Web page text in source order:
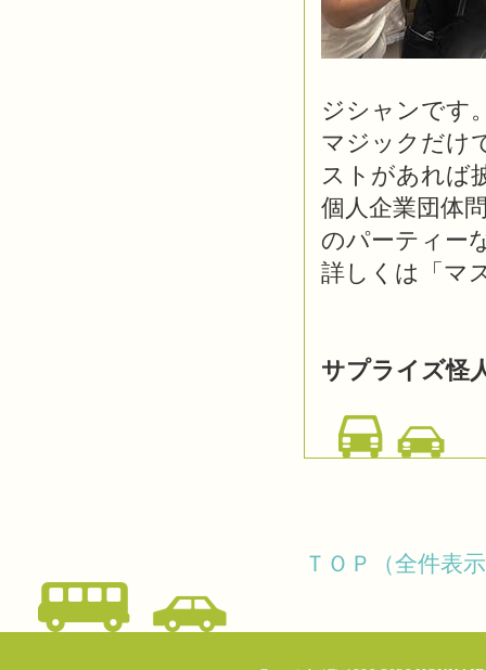
ジシャンです
マジックだけ
ストがあれば
個人企業団体
のパーティー
詳しくは「マ
サプライズ怪
ＴＯＰ（全件表